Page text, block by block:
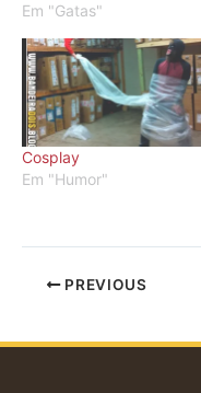
Em "Gatas"
Cosplay
Em "Humor"
PREVIOUS